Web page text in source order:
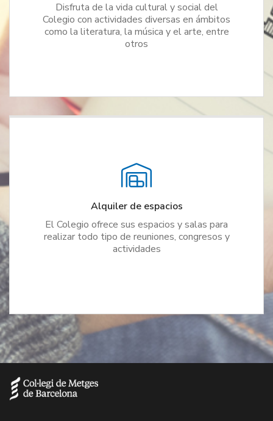
Disfruta de la vida cultural y social del
Colegio con actividades diversas en ámbitos
como la literatura, la música y el arte, entre
otros
Alquiler de espacios
El Colegio ofrece sus espacios y salas para
realizar todo tipo de reuniones, congresos y
actividades